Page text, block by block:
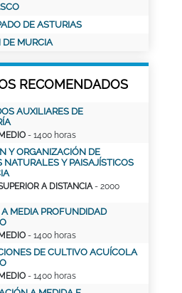
DE ASTURIAS
DE MURCIA
RECOMENDADOS
AUXILIARES DE
- 1400 horas
Y ORGANIZACIÓN DE
NATURALES Y PAISAJÍSTICOS
A DISTANCIA- 2000
MEDIA PROFUNDIDAD
- 1400 horas
DE CULTIVO ACUÍCOLA
- 1400 horas